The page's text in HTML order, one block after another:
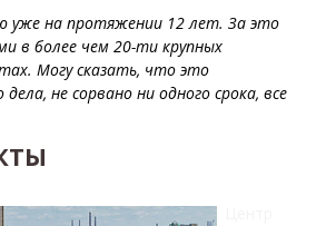
Будем и дальше продолжать
нач. участка